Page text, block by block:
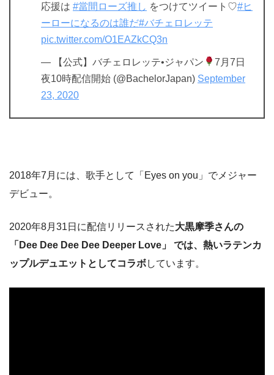
応援は #當間ローズ推し をつけてツイート♡#ヒ
ーローになるのは誰だ#バチェロレッテ
pic.twitter.com/O1EAZkCQ3n
— 【公式】バチェロレッテ•ジャパン
7月7日
夜10時配信開始 (@BachelorJapan) September
23, 2020
2018年7月には、歌手として「Eyes on you」でメジャー
デビュー。
2020年8月31日に配信リリースされた大黒摩季さんの
「 Dee Dee Dee Dee Deeper Love」 では、熱いラテンカ
ップルデュエットとしてコラボしています。